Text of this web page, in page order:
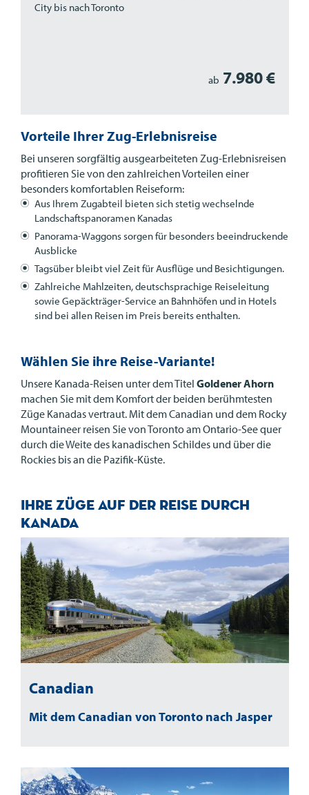
City bis nach Toronto
ab 7.980 €
Vorteile Ihrer Zug-Erlebnisreise
Bei unseren sorgfältig ausgearbeiteten Zug-Erlebnisreisen
profitieren Sie von den zahlreichen Vorteilen einer
besonders komfortablen Reiseform:
Aus Ihrem Zugabteil bieten sich stetig wechselnde
Landschaftspanoramen Kanadas
Panorama-Waggons sorgen für besonders beeindruckende
Ausblicke
Tagsüber bleibt viel Zeit für Ausflüge und Besichtigungen.
Zahlreiche Mahlzeiten, deutschsprachige Reiseleitung
sowie Gepäckträger-Service an Bahnhöfen und in Hotels
sind bei allen Reisen im Preis bereits enthalten.
Wählen Sie ihre Reise-Variante!
Unsere Kanada-Reisen unter dem Titel Goldener Ahorn
machen Sie mit dem Komfort der beiden berühmtesten
Züge Kanadas vertraut. Mit dem Canadian und dem Rocky
Mountaineer reisen Sie von Toronto am Ontario-See quer
durch die Weite des kanadischen Schildes und über die
Rockies bis an die Pazifik-Küste.
Ihre Züge auf der Reise durch
Kanada
Canadian
Mit dem Canadian von Toronto nach Jasper